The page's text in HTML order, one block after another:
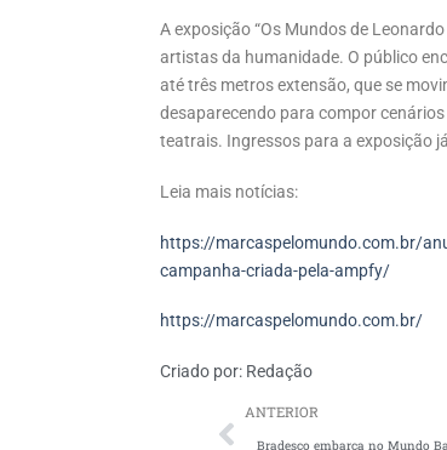
A exposição “Os Mundos de
artistas da humanidade. O público
até três metros extensão, que se
desaparecendo para compor
teatrais. Ingressos para a exposição
Leia mais notícias:
https://marcaspelomundo.com.br/
campanha-criada-pela-ampfy/
https://marcaspelomundo.com.br/
Criado por: Redação
ANTERIOR